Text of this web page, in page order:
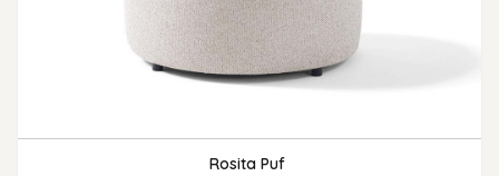
Rosita Puf